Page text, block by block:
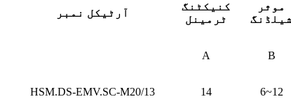
آرٹیکل نمبر
کنیکٹنگ
ٹرمینل
موثر
A B
HSM.DS-EMV.SC-M20/13 14 6~12